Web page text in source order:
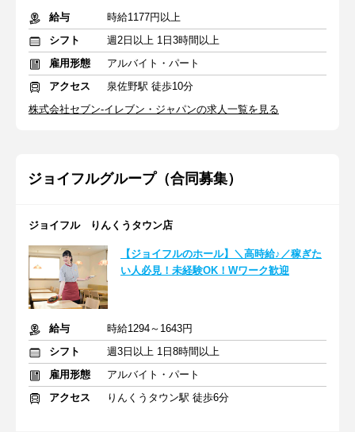
給与
時給1177円以上
シフト
週2日以上 1日3時間以上
雇用形態
アルバイト・パート
アクセス
泉佐野駅 徒歩10分
株式会社セブン-イレブン・ジャパンの求人一覧を見る
ジョイフルグループ（合同募集）
ジョイフル りんくうタウン店
【ジョイフルのホール】＼高時給♪／稼ぎた
い人必見！未経験OK！Wワーク歓迎
給与
時給1294～1643円
シフト
週3日以上 1日8時間以上
雇用形態
アルバイト・パート
アクセス
りんくうタウン駅 徒歩6分